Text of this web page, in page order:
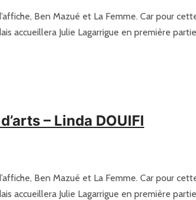
Ben Mazué et La Femme. Car pour
accueillera Julie Lagarrigue en première partie
– Linda DOUIFI
Ben Mazué et La Femme. Car pour
accueillera Julie Lagarrigue en première partie